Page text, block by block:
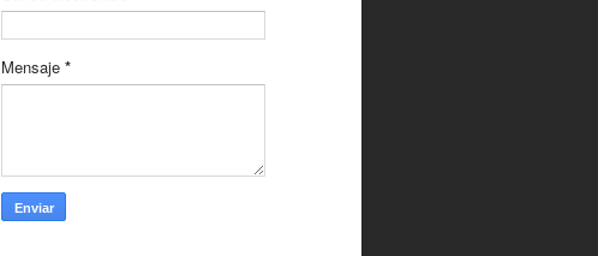
Mensaje *